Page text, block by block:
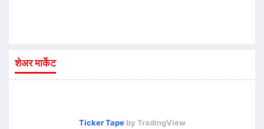
शेअर मार्केट
Ticker Tapeby TradingView